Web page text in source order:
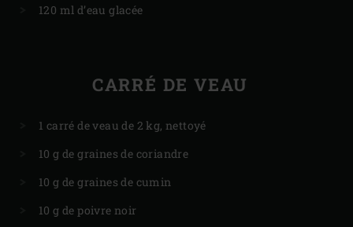
120 ml d’eau glacée
CARRÉ DE VEAU
1 carré de veau de 2 kg, nettoyé
10 g de graines de coriandre
10 g de graines de cumin
10 g de poivre noir